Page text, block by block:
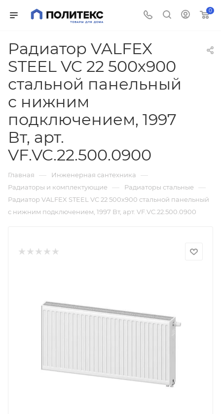
0
Радиатор VALFEX
STEEL VC 22 500х900
стальной панельный
с нижним
подключением, 1997
Вт, арт.
VF.VC.22.500.0900
Главная — Инженерная сантехника —
Радиаторы и комплектующие — Радиаторы стальные —
Радиатор VALFEX STEEL VC 22 500х900 стальной панельный
с нижним подключением, 1997 Вт, арт. VF.VC.22.500.0900